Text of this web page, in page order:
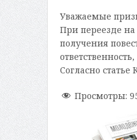
Уважаемые
При переезде на
получения
Согласно
Просмотры: